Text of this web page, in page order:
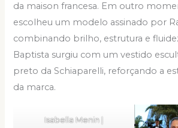
da maison francesa. Em outro
escolheu um modelo assinado por
combinando brilho, estrutura e
Baptista surgiu com um vestido
preto da Schiaparelli, reforçando a
da marca.
Isabella Menin |